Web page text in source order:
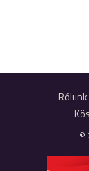
Rólunk
©